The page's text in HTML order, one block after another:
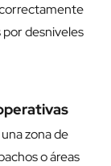
desniveles
zona de
o áreas